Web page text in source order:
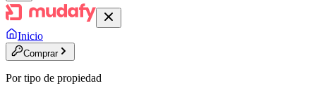
Inicio
Comprar
Por tipo de propiedad